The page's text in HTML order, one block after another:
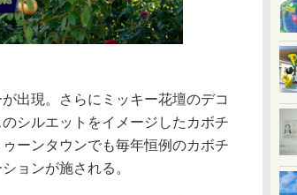
出現。さらにミッキー花壇のデコ
シルエットをイメージしたカボチ
ーンタウンでも毎年恒例のカボチ
ョンが施される。